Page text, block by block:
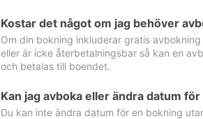
Kostar det något om jag behöver
Om din bokning inkluderar gratis
eller är icke återbetalningsbar så kan en
och betalas till boendet.
Kan jag avboka eller ändra datum
Du kan inte ändra datum för en bokning